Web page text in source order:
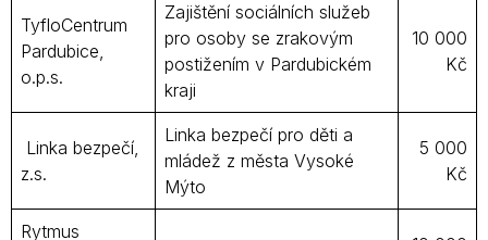
TyfloCentrum
Pardubice,
o.p.s.
Zajištění sociálních služeb
pro osoby se zrakovým
postižením v Pardubickém
kraji
10 000
Kč
Linka bezpečí,
z.s.
Linka bezpečí pro děti a
mládež z města Vysoké
Mýto
5 000
Kč
Rytmus